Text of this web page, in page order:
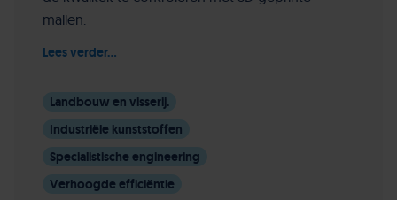
mallen.
Lees verder...
Landbouw en visserij.
Industriële kunststoffen
Specialistische engineering
Verhoogde efficiëntie